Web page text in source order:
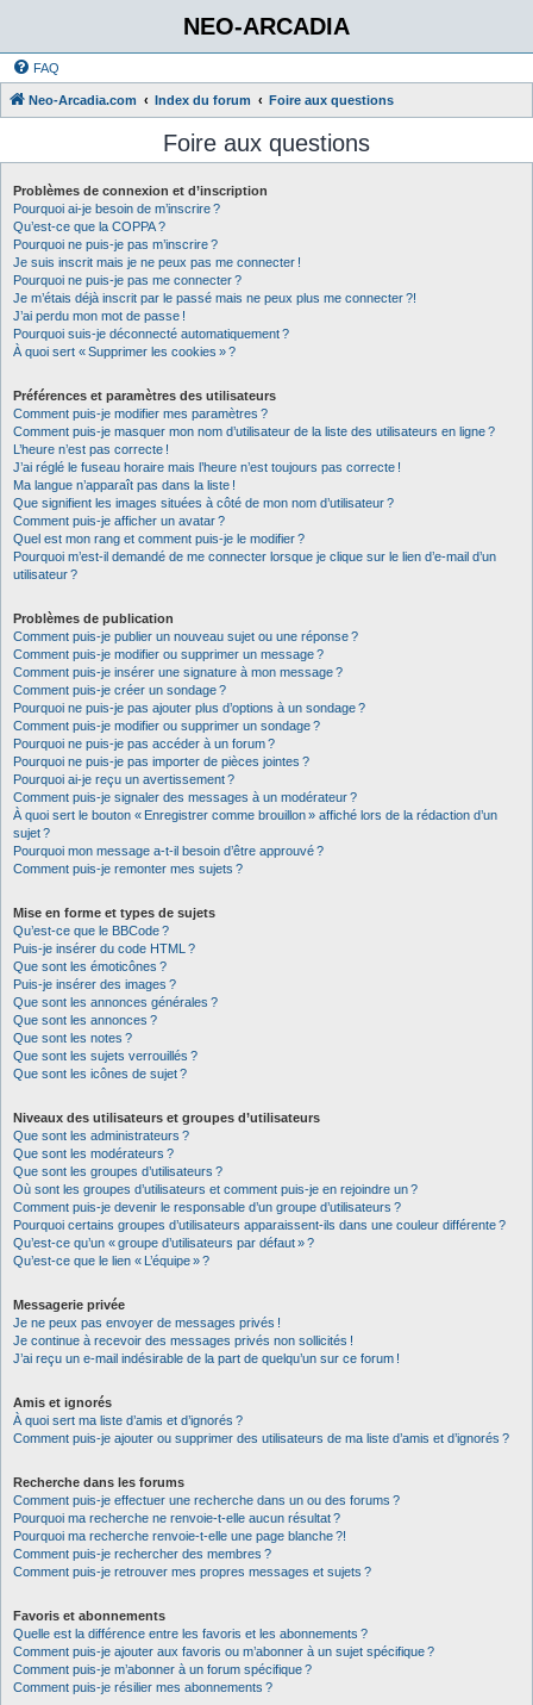
NEO-ARCADIA
FAQ
Neo-Arcadia.com Index du forum Foire aux questions
Foire aux questions
Problèmes de connexion et d’inscription
Pourquoi ai-je besoin de m’inscrire ?
Qu’est-ce que la COPPA ?
Pourquoi ne puis-je pas m’inscrire ?
Je suis inscrit mais je ne peux pas me connecter !
Pourquoi ne puis-je pas me connecter ?
Je m’étais déjà inscrit par le passé mais ne peux plus me connecter ?!
J’ai perdu mon mot de passe !
Pourquoi suis-je déconnecté automatiquement ?
À quoi sert « Supprimer les cookies » ?
Préférences et paramètres des utilisateurs
Comment puis-je modifier mes paramètres ?
Comment puis-je masquer mon nom d’utilisateur de la liste des utilisateurs en ligne ?
L’heure n’est pas correcte !
J’ai réglé le fuseau horaire mais l’heure n’est toujours pas correcte !
Ma langue n’apparaît pas dans la liste !
Que signifient les images situées à côté de mon nom d’utilisateur ?
Comment puis-je afficher un avatar ?
Quel est mon rang et comment puis-je le modifier ?
Pourquoi m’est-il demandé de me connecter lorsque je clique sur le lien d’e-mail d’un
utilisateur ?
Problèmes de publication
Comment puis-je publier un nouveau sujet ou une réponse ?
Comment puis-je modifier ou supprimer un message ?
Comment puis-je insérer une signature à mon message ?
Comment puis-je créer un sondage ?
Pourquoi ne puis-je pas ajouter plus d’options à un sondage ?
Comment puis-je modifier ou supprimer un sondage ?
Pourquoi ne puis-je pas accéder à un forum ?
Pourquoi ne puis-je pas importer de pièces jointes ?
Pourquoi ai-je reçu un avertissement ?
Comment puis-je signaler des messages à un modérateur ?
À quoi sert le bouton « Enregistrer comme brouillon » affiché lors de la rédaction d’un
sujet ?
Pourquoi mon message a-t-il besoin d’être approuvé ?
Comment puis-je remonter mes sujets ?
Mise en forme et types de sujets
Qu’est-ce que le BBCode ?
Puis-je insérer du code HTML ?
Que sont les émoticônes ?
Puis-je insérer des images ?
Que sont les annonces générales ?
Que sont les annonces ?
Que sont les notes ?
Que sont les sujets verrouillés ?
Que sont les icônes de sujet ?
Niveaux des utilisateurs et groupes d’utilisateurs
Que sont les administrateurs ?
Que sont les modérateurs ?
Que sont les groupes d’utilisateurs ?
Où sont les groupes d’utilisateurs et comment puis-je en rejoindre un ?
Comment puis-je devenir le responsable d’un groupe d’utilisateurs ?
Pourquoi certains groupes d’utilisateurs apparaissent-ils dans une couleur différente ?
Qu’est-ce qu’un « groupe d’utilisateurs par défaut » ?
Qu’est-ce que le lien « L’équipe » ?
Messagerie privée
Je ne peux pas envoyer de messages privés !
Je continue à recevoir des messages privés non sollicités !
J’ai reçu un e-mail indésirable de la part de quelqu’un sur ce forum !
Amis et ignorés
À quoi sert ma liste d’amis et d’ignorés ?
Comment puis-je ajouter ou supprimer des utilisateurs de ma liste d’amis et d’ignorés ?
Recherche dans les forums
Comment puis-je effectuer une recherche dans un ou des forums ?
Pourquoi ma recherche ne renvoie-t-elle aucun résultat ?
Pourquoi ma recherche renvoie-t-elle une page blanche ?!
Comment puis-je rechercher des membres ?
Comment puis-je retrouver mes propres messages et sujets ?
Favoris et abonnements
Quelle est la différence entre les favoris et les abonnements ?
Comment puis-je ajouter aux favoris ou m’abonner à un sujet spécifique ?
Comment puis-je m’abonner à un forum spécifique ?
Comment puis-je résilier mes abonnements ?